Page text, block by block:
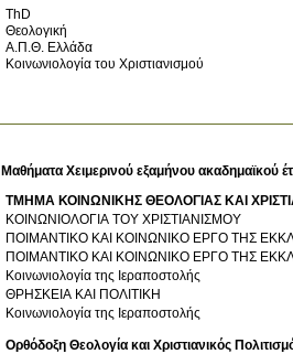
ThD
Θεολογική
Α.Π.Θ. Ελλάδα
Κοινωνιολογία του Χριστιανισμού
Μαθήματα Χειμερινού εξαμήνου ακαδημαϊκού
ΤΜΗΜΑ ΚΟΙΝΩΝΙΚΗΣ ΘΕΟΛΟΓΙΑΣ ΚΑΙ
ΚΟΙΝΩΝΙΟΛΟΓΙΑ ΤΟΥ ΧΡΙΣΤΙΑΝΙΣΜΟΥ
ΠΟΙΜΑΝΤΙΚO ΚΑΙ ΚΟΙΝΩΝΙΚΟ ΕΡΓΟ ΤΗΣ
ΠΟΙΜΑΝΤΙΚΟ ΚΑΙ ΚΟΙΝΩΝΙΚΟ ΕΡΓΟ ΤΗΣ
Κοινωνιολογία της Ιεραποστολής
ΘΡΗΣΚΕΙΑ ΚΑΙ ΠΟΛΙΤΙΚΗ
Κοινωνιολογία της Ιεραποστολής
Ορθόδοξη Θεολογία και Χριστιανικός